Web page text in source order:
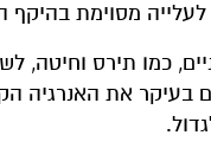
מסוימת בהיקף
כמו תירס וחיטה,
בעיקר את האנרגיה